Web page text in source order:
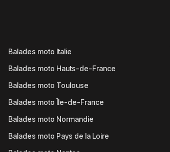
Balades moto Italie
Balades moto Hauts-de-France
Balades moto Toulouse
Balades moto Île-de-France
Balades moto Normandie
Balades moto Pays de la Loire